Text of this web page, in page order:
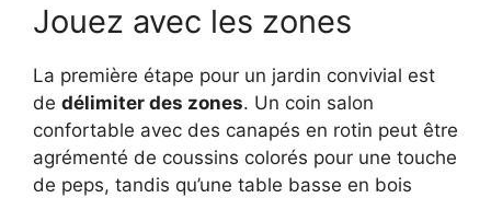
Jouez avec les zones
La première étape pour un jardin convivial est
de délimiter des zones. Un coin salon
confortable avec des canapés en rotin peut être
agrémenté de coussins colorés pour une touche
de peps, tandis qu’une table basse en bois